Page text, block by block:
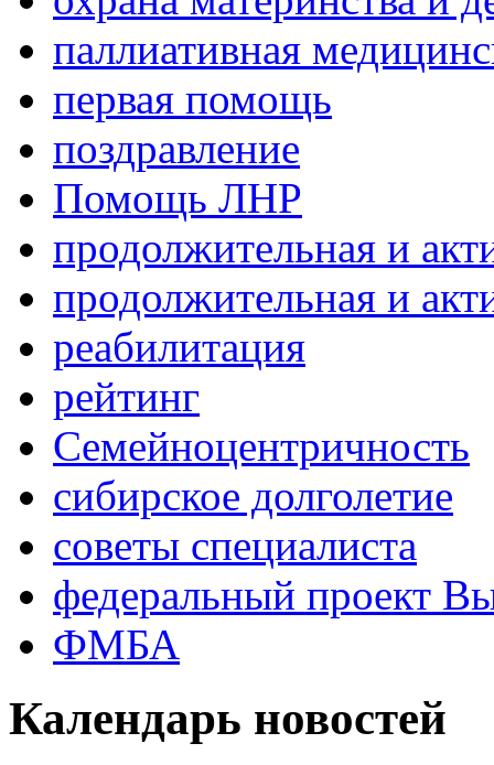
паллиативная
первая помощь
поздравление
Помощь ЛНР
продолжительная и
продолжительная и
реабилитация
рейтинг
Семейноцентричность
сибирское долголетие
советы специалиста
федеральный проект
ФМБА
Календарь новостей